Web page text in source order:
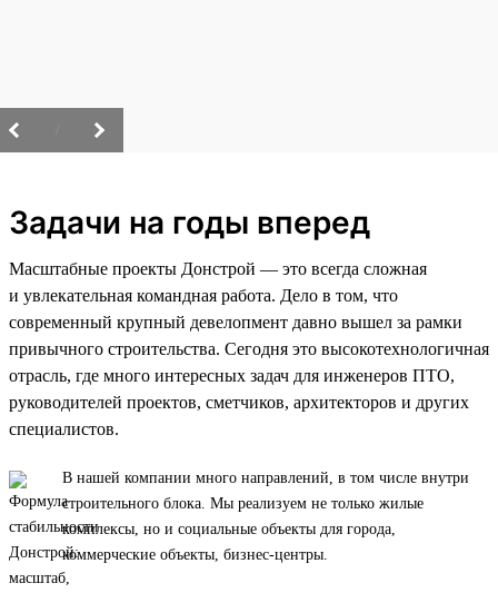
Задачи на годы вперед
Масштабные проекты Донстрой — это всегда сложная
и увлекательная командная работа. Дело в том, что
современный крупный девелопмент давно вышел за рамки
привычного строительства. Сегодня это высокотехнологичная
отрасль, где много интересных задач для инженеров ПТО,
руководителей проектов, сметчиков, архитекторов и других
специалистов.
В нашей компании много направлений, в том числе внутри
строительного блока. Мы реализуем не только жилые
комплексы, но и социальные объекты для города,
коммерческие объекты, бизнес-центры.